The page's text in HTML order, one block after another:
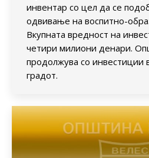
инвентар со цел да се
одвивање на воспитно-
Вкупната вредност на
четири милиони денари.
продолжува со инвестиции
градот.